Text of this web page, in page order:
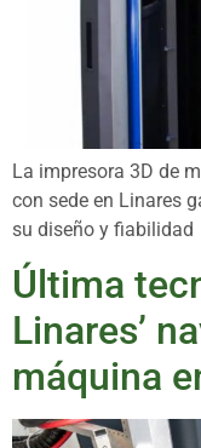
La impresora 3D de
con sede en Linares
su diseño y fiabilidad
Última
Linares’
máquina